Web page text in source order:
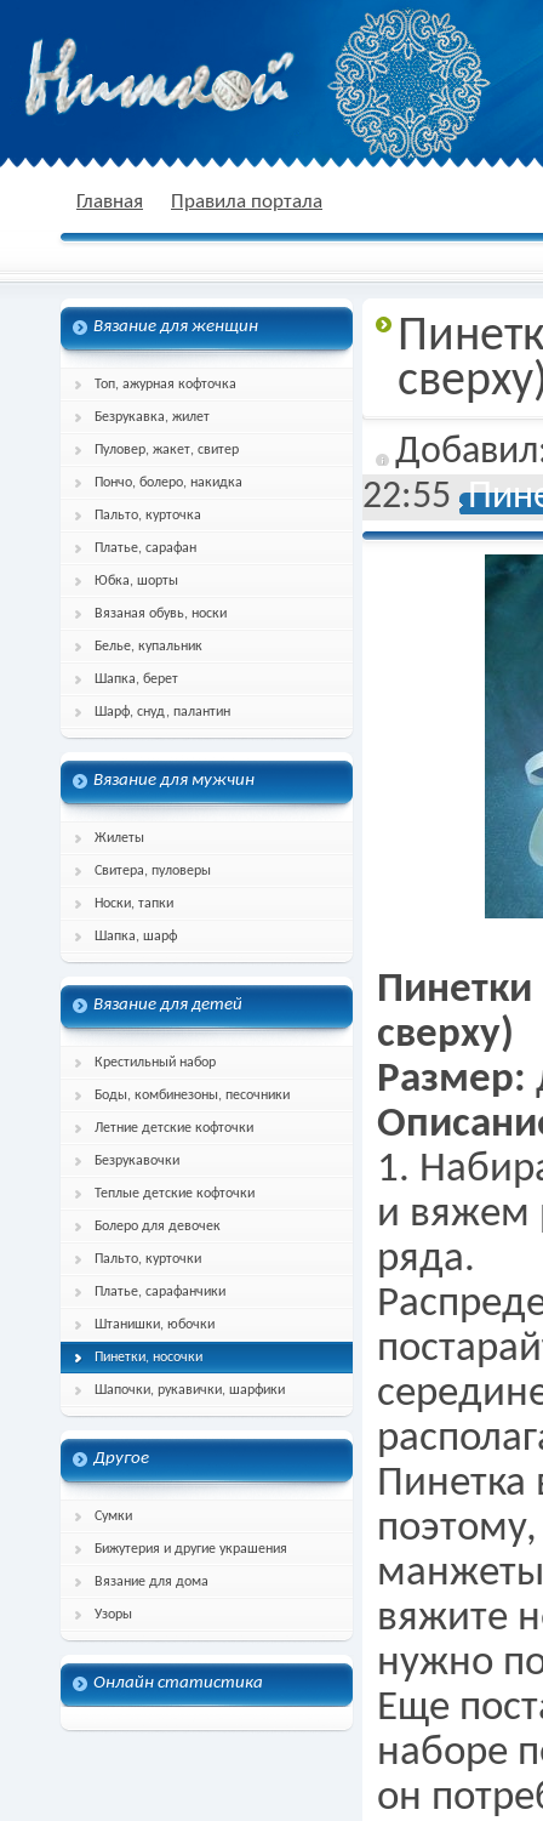
спицами, схема и описание
Главная Правила портала
Вязание для женщин
Топ, ажурная кофточка
Безрукавка, жилет
Пуловер, жакет, свитер
Пончо, болеро, накидка
Пальто, курточка
Платье, сарафан
Юбка, шорты
Вязаная обувь, носки
Белье, купальник
Шапка, берет
Шарф, снуд, палантин
Вязание для мужчин
Жилеты
Свитера, пуловеры
Носки, тапки
Шапка, шарф
Вязание для детей
Крестильный набор
Боды, комбинезоны, песочники
Летние детские кофточки
Безрукавочки
Теплые детские кофточки
Болеро для девочек
Пальто, курточки
Платье, сарафанчики
Штанишки, юбочки
Пинетки, носочки
Шапочки, рукавички, шарфики
Другое
Сумки
Бижутерия и другие украшения
Вязание для дома
Узоры
Онлайн статистика
22:55
Пинетки
сверху)
Размер:
1.
и вяжем
ряда.
Пинетка
вяжите
нужно
Еще
наборе
он